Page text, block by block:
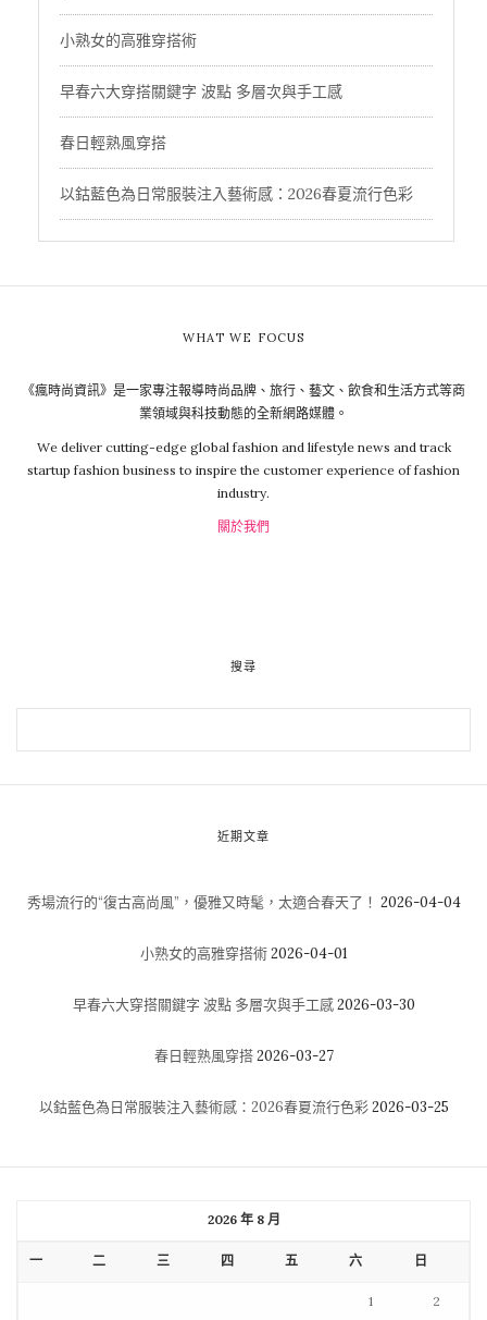
小熟女的高雅穿搭術
早春六大穿搭關鍵字 波點 多層次與手工感
春日輕熟風穿搭
以鈷藍色為日常服裝注入藝術感：2026春夏流行色彩
WHAT WE FOCUS
《瘋時尚資訊》是一家專注報導時尚品牌、旅行、藝文、飲食和生活方式等商
業領域與科技動態的全新網路媒體。
We deliver cutting-edge global fashion and lifestyle news and track
startup fashion business to inspire the customer experience of fashion
industry.
關於我們
搜尋
近期文章
秀場流行的“復古高尚風”，優雅又時髦，太適合春天了！ 2026-04-04
小熟女的高雅穿搭術 2026-04-01
早春六大穿搭關鍵字 波點 多層次與手工感 2026-03-30
春日輕熟風穿搭 2026-03-27
以鈷藍色為日常服裝注入藝術感：2026春夏流行色彩 2026-03-25
2026 年 8 月
一 二 三 四 五 六 日
1 2